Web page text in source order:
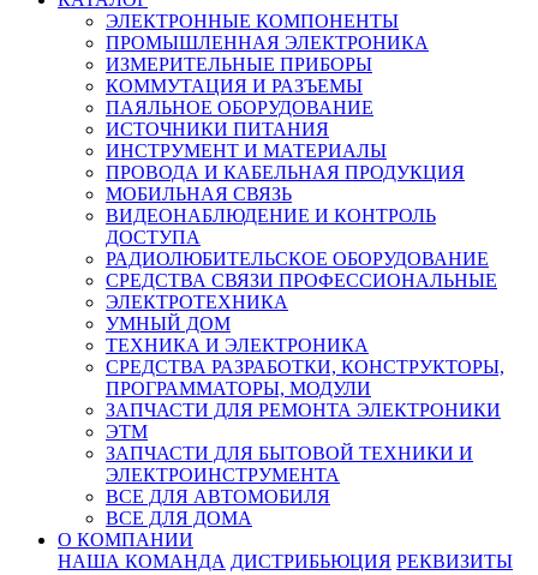
ЭЛЕКТРОННЫЕ КОМПОНЕНТЫ
ПРОМЫШЛЕННАЯ ЭЛЕКТРОНИКА
ИЗМЕРИТЕЛЬНЫЕ ПРИБОРЫ
КОММУТАЦИЯ И РАЗЪЕМЫ
ПАЯЛЬНОЕ ОБОРУДОВАНИЕ
ИСТОЧНИКИ ПИТАНИЯ
ИНСТРУМЕНТ И МАТЕРИАЛЫ
ПРОВОДА И КАБЕЛЬНАЯ ПРОДУКЦИЯ
МОБИЛЬНАЯ СВЯЗЬ
ВИДЕОНАБЛЮДЕНИЕ И КОНТРОЛЬ
ДОСТУПА
РАДИОЛЮБИТЕЛЬСКОЕ ОБОРУДОВАНИЕ
СРЕДСТВА СВЯЗИ ПРОФЕССИОНАЛЬНЫЕ
ЭЛЕКТРОТЕХНИКА
УМНЫЙ ДОМ
ТЕХНИКА И ЭЛЕКТРОНИКА
СРЕДСТВА РАЗРАБОТКИ, КОНСТРУКТОРЫ,
ПРОГРАММАТОРЫ, МОДУЛИ
ЗАПЧАСТИ ДЛЯ РЕМОНТА ЭЛЕКТРОНИКИ
ЭТМ
ЗАПЧАСТИ ДЛЯ БЫТОВОЙ ТЕХНИКИ И
ЭЛЕКТРОИНСТРУМЕНТА
ВСЕ ДЛЯ АВТОМОБИЛЯ
ВСЕ ДЛЯ ДОМА
О КОМПАНИИ
НАША КОМАНДА ДИСТРИБЬЮЦИЯ РЕКВИЗИТЫ